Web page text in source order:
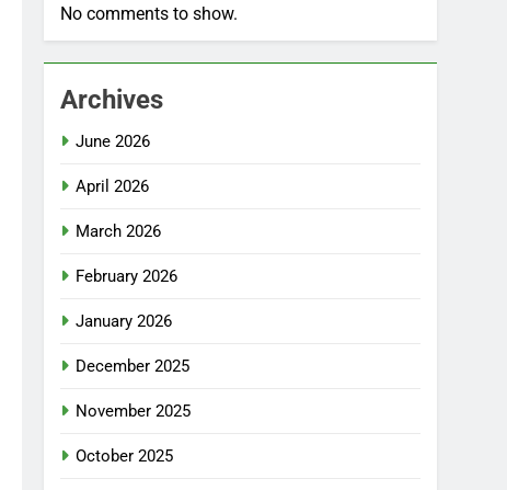
No comments to show.
Archives
June 2026
April 2026
March 2026
February 2026
January 2026
December 2025
November 2025
October 2025